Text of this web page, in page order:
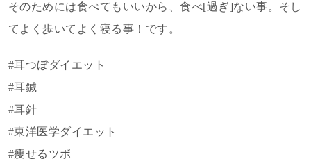
そのためには食べてもいいから、食べ[過ぎ]ない事。そし
てよく歩いてよく寝る事！です。
#耳つぼダイエット
#耳鍼
#耳針
#東洋医学ダイエット
#痩せるツボ